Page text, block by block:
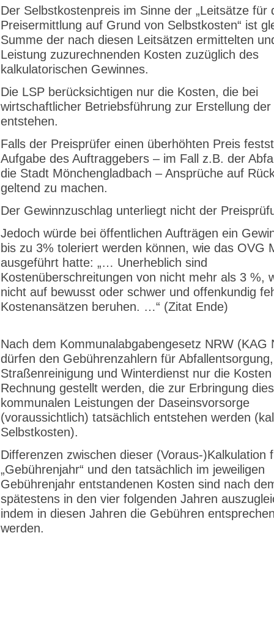
Der Selbstkostenpreis im Sinne der „Leitsätze für
Preisermittlung auf Grund von Selbstkosten“ ist
Summe der nach diesen Leitsätzen ermittelten
Leistung zuzurechnenden Kosten zuzüglich des
kalkulatorischen Gewinnes.
Die LSP berücksichtigen nur die Kosten, die bei
wirtschaftlicher Betriebsführung zur Erstellung
entstehen.
Falls der Preisprüfer einen überhöhten Preis
Aufgabe des Auftraggebers – im Fall z.B. der
die Stadt Mönchengladbach – Ansprüche auf
geltend zu machen.
Der Gewinnzuschlag unterliegt nicht der
Jedoch würde bei öffentlichen Aufträgen ein
bis zu 3% toleriert werden können, wie das OVG
ausgeführt hatte: „… Unerheblich sind
Kostenüberschreitungen von nicht mehr als 3 %,
nicht auf bewusst oder schwer und offenkundig
Kostenansätzen beruhen. …“ (Zitat Ende)
Nach dem Kommunalabgabengesetz NRW (KAG
dürfen den Gebührenzahlern für Abfallentsorgung,
Straßenreinigung und Winterdienst nur die
Rechnung gestellt werden, die zur Erbringung
kommunalen Leistungen der Daseinsvorsorge
(voraussichtlich) tatsächlich entstehen werden
Selbstkosten).
Differenzen zwischen dieser (Voraus-)Kalkulation
„Gebührenjahr“ und den tatsächlich im jeweiligen
Gebührenjahr entstandenen Kosten sind nach
spätestens in den vier folgenden Jahren
indem in diesen Jahren die Gebühren
werden.